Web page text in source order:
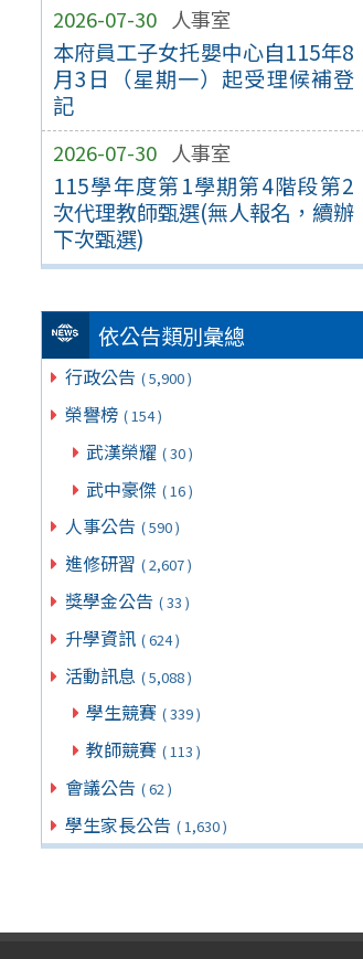
2026-07-30 人事室
本府員工子女托嬰中心自115年8
月3日（星期一）起受理候補登
記
2026-07-30 人事室
115學年度第1學期第4階段第2
次代理教師甄選(無人報名，續辦
下次甄選)
依公告類別彙總
行政公告 ( 5,900 )
榮譽榜 ( 154 )
武漢榮耀 ( 30 )
武中豪傑 ( 16 )
人事公告 ( 590 )
進修研習 ( 2,607 )
獎學金公告 ( 33 )
升學資訊 ( 624 )
活動訊息 ( 5,088 )
學生競賽 ( 339 )
教師競賽 ( 113 )
會議公告 ( 62 )
學生家長公告 ( 1,630 )